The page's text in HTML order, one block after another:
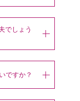
でしょう
ですか？